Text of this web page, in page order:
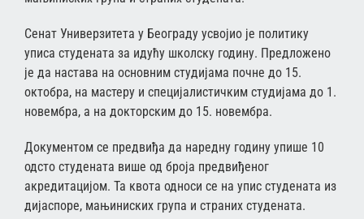
Сенат Универзитета у Београду усвојио је политику
уписа студената за идућу школску годину. Предложено
је да настава на основним студијама почне до 15.
октобра, на мастеру и специјалистичким студијама до 1.
новембра, а на докторским до 15. новембра.
Документом се предвиђа да наредну годину упише 10
одсто студената више од броја предвиђеног
акредитацијом. Та квота односи се на упис студената из
дијаспоре, мањиниских група и страних студената.